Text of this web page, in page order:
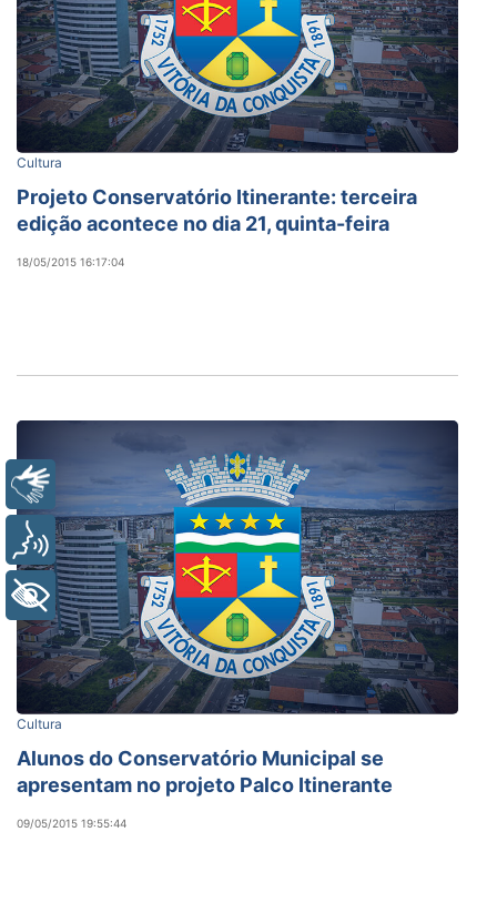
Cultura
Projeto Conservatório Itinerante: terceira
edição acontece no dia 21, quinta-feira
18/05/2015 16:17:04
Cultura
Alunos do Conservatório Municipal se
apresentam no projeto Palco Itinerante
09/05/2015 19:55:44
Libras
Voz
+ Acessibilidade